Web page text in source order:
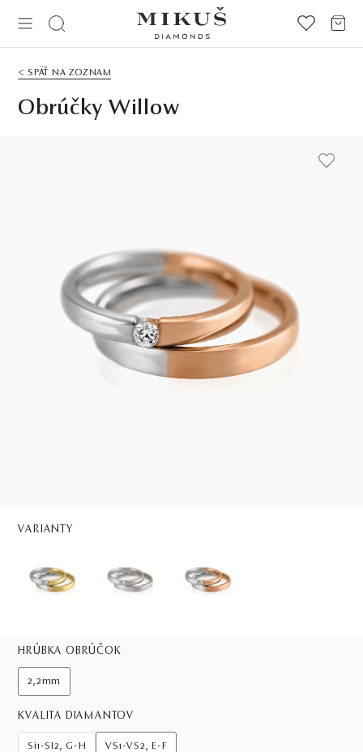
< SPÄŤ NA ZOZNAM
Obrúčky Willow
VARIANTY
HRÚBKA OBRÚČOK
2,2mm
KVALITA DIAMANTOV
Si1-SI2, G-H VS1-VS2, E-F